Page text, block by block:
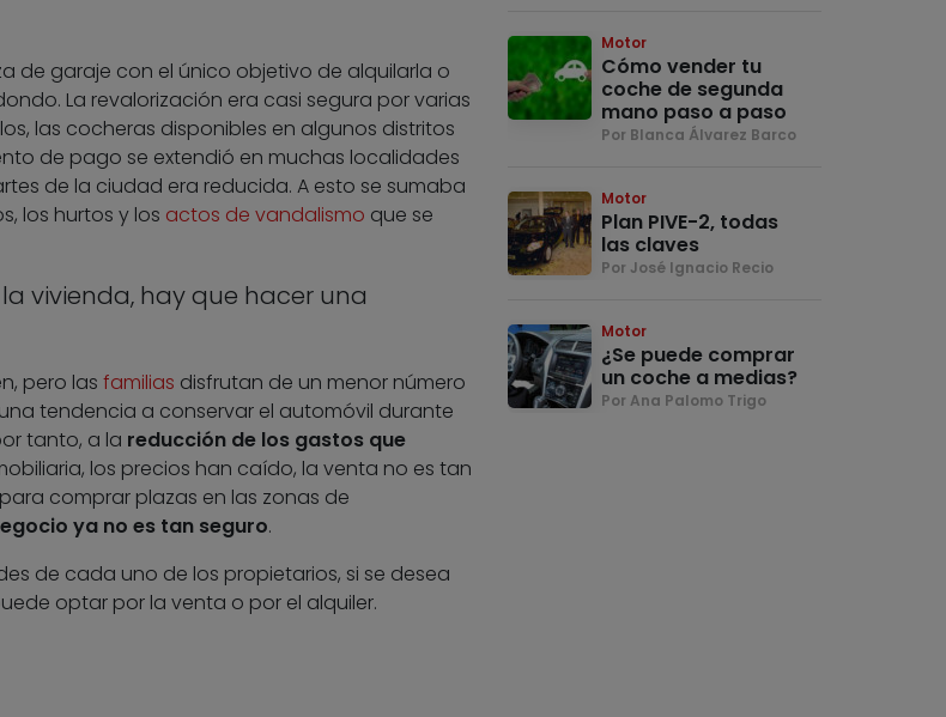
de garaje con el único objetivo de alquilarla o
La revalorización era casi segura por varias
las cocheras disponibles en algunos distritos
de pago se extendió en muchas localidades
de la ciudad era reducida. A esto se sumaba
los hurtos y los actos de vandalismo que se
vivienda, hay que hacer una
pero las familias disfrutan de un menor número
tendencia a conservar el automóvil durante
tanto, a la reducción de los gastos que
los precios han caído, la venta no es tan
comprar plazas en las zonas de
ya no es tan seguro.
de cada uno de los propietarios, si se desea
optar por la venta o por el alquiler.
Motor
Cómo vender tu
coche de segunda
mano paso a paso
Por Blanca Álvarez Barco
Motor
Plan PIVE-2, todas
las claves
Por José Ignacio Recio
Motor
¿Se puede comprar
un coche a medias?
Por Ana Palomo Trigo